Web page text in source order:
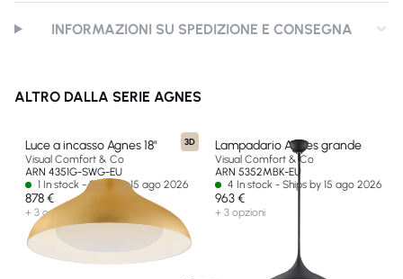
INFORMAZIONI SU SPEDIZIONE E CONSEGNA
ALTRO DALLA SERIE AGNES
3D
Luce a incasso Agnes 18"
Visual Comfort & Co
ARN 4351G-SWG-EU
1 In stock - Ships by 15 ago 2026
878 €
+ 3 opzioni
Lampadario Agnes grande
Visual Comfort & Co
ARN 5352MBK-EU
4 In stock - Ships by 15 ago 2026
963 €
+ 3 opzioni